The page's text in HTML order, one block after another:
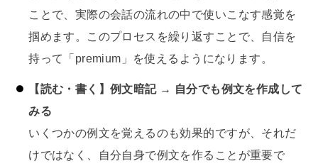
ことで、実際の会話の流れの中で使いこなす感覚を
掴めます。このプロセスを繰り返すことで、自信を
持って「premium」を使えるようになります。
【読む・書く】例文暗記 → 自分でも例文を作成して
みる
いくつかの例文を覚えるのも効果的ですが、それだ
けではなく、自分自身で例文を作ることが重要で